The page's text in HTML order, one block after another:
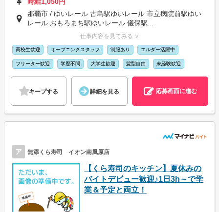
時給1,050円
那覇市 / ゆいレール 古島駅ゆいレール 市立病院前駅ゆい
レール おもろまち駅ゆいレール 儀保駅...
仕事内容を見てみる ∨
高校生歓迎 オープニングスタッフ 制服あり エルダー活躍中
フリーター歓迎 学歴不問 大学生歓迎 髪型自由 未経験歓迎
キープする 詳細を見る 応募画面に進む
ア 無添くら寿司 イオン南風原店
【くら寿司のキッチン】夏休みの
バイトデビュー歓迎♪1日3h～で学
業＆予定と両立！